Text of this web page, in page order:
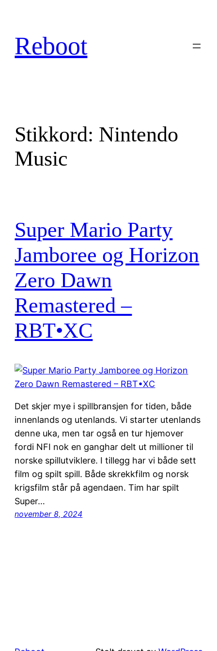
innhold
Reboot
Stikkord: Nintendo
Music
Super Mario Party
Jamboree og Horizon
Zero Dawn
Remastered –
RBT•XC
Det skjer mye i spillbransjen for tiden, både
innenlands og utenlands. Vi starter utenlands
denne uka, men tar også en tur hjemover
fordi NFI nok en ganghar delt ut millioner til
norske spillutviklere. I tillegg har vi både sett
film og spilt spill. Både skrekkfilm og norsk
krigsfilm står på agendaen. Tim har spilt
Super…
november 8, 2024